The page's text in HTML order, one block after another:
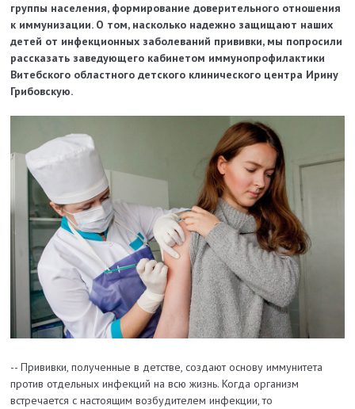
группы населения, формирование доверительного отношения
к иммунизации. О том, насколько надежно защищают наших
детей от инфекционных заболеваний прививки, мы попросили
рассказать заведующего кабинетом иммунопрофилактики
Витебского областного детского клинического центра Ирину
Грибовскую.
-- Прививки, полученные в детстве, создают основу иммунитета
против отдельных инфекций на всю жизнь. Когда организм
встречается с настоящим возбудителем инфекции, то